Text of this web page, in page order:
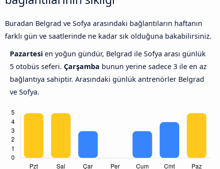
Buradan Belgrad ve Sofya arasındaki bağlantıların haftanın
farklı gün ve saatlerinde ne kadar sık olduğuna bakabilirsiniz.
Pazartesi en yoğun gündür, Belgrad ile Sofya arası günlük
5 otobüs seferi. Çarşamba bunun yerine sadece 3 ile en az
bağlantıya sahiptir. Arasındaki günlük antrenörler Belgrad
ve Sofya.